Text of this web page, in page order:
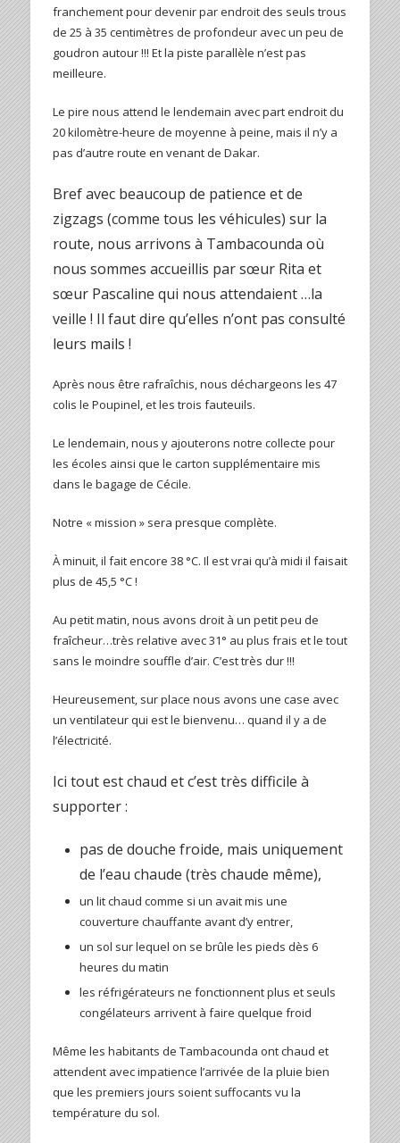
franchement pour devenir par endroit des seuls trous
de 25 à 35 centimètres de profondeur avec un peu de
goudron autour !!! Et la piste parallèle n’est pas
meilleure.
Le pire nous attend le lendemain avec part endroit du
20 kilomètre-heure de moyenne à peine, mais il n’y a
pas d’autre route en venant de Dakar.
Bref avec beaucoup de patience et de
zigzags (comme tous les véhicules) sur la
route, nous arrivons à Tambacounda où
nous sommes accueillis par sœur Rita et
sœur Pascaline qui nous attendaient …la
veille ! Il faut dire qu’elles n’ont pas consulté
leurs mails !
Après nous être rafraîchis, nous déchargeons les 47
colis le Poupinel, et les trois fauteuils.
Le lendemain, nous y ajouterons notre collecte pour
les écoles ainsi que le carton supplémentaire mis
dans le bagage de Cécile.
Notre « mission » sera presque complète.
À minuit, il fait encore 38 °C. Il est vrai qu’à midi il faisait
plus de 45,5 °C !
Au petit matin, nous avons droit à un petit peu de
fraîcheur…très relative avec 31° au plus frais et le tout
sans le moindre souffle d’air. C’est très dur !!!
Heureusement, sur place nous avons une case avec
un ventilateur qui est le bienvenu… quand il y a de
l’électricité.
Ici tout est chaud et c’est très difficile à
supporter :
pas de douche froide, mais uniquement
de l’eau chaude (très chaude même),
un lit chaud comme si un avait mis une
couverture chauffante avant d’y entrer,
un sol sur lequel on se brûle les pieds dès 6
heures du matin
les réfrigérateurs ne fonctionnent plus et seuls
congélateurs arrivent à faire quelque froid
Même les habitants de Tambacounda ont chaud et
attendent avec impatience l’arrivée de la pluie bien
que les premiers jours soient suffocants vu la
température du sol.